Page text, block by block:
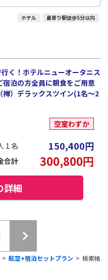
ホテル 最寄り駅徒歩5分以内
く！ホテルニューオータニス
泊の方全員に朝食をご用意
）デラックスツイン(1名～2
空室わずか
１名 150,400円
合計 300,800円
詳細
> 航空+宿泊セットプラン > 検索結